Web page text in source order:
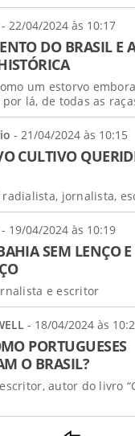
- 22/04/2024 às 10:17
DO BRASIL E
um estorvo
lá, de todas as
- 21/04/2024 às 10:15
CULTIVO
jornalista,
- 19/04/2024 às 10:19
SEM LENÇO
e escritor
- 18/04/2024 às
PORTUGUESES
O BRASIL?
autor do livro